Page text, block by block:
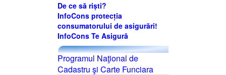
De ce să riști?
InfoCons protecția
consumatorului de asigurări!
InfoCons Te Asigură
Programul Naţional de
Cadastru şi Carte Funciara